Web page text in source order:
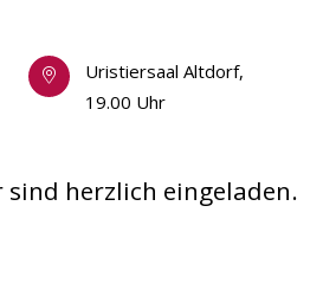
Uristiersaal Altdorf,
19.00 Uhr
herzlich eingeladen.